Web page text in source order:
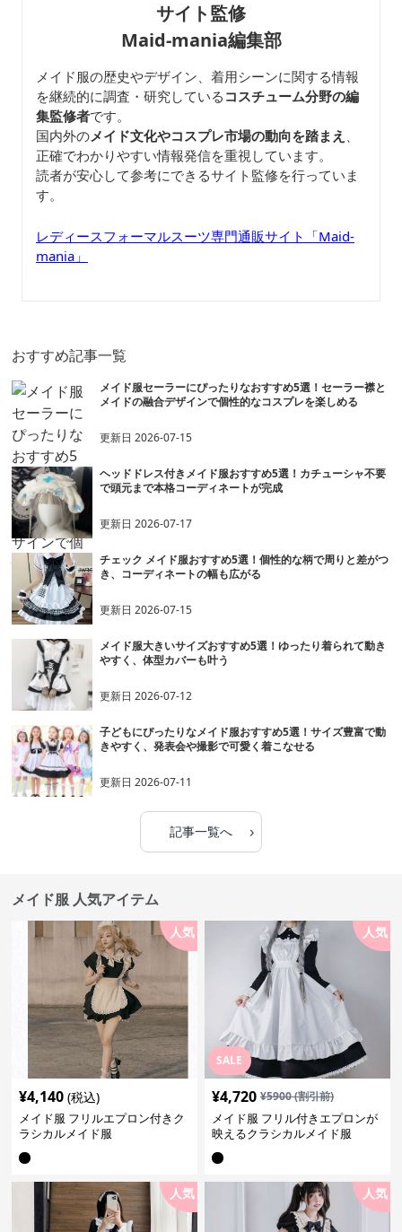
サイト監修
Maid-mania編集部
メイド服の歴史やデザイン、着用シーンに関する情報
を継続的に調査・研究している コスチューム分野の編
集監修者です。
国内外のメイド文化やコスプレ市場の動向を踏まえ 、
正確でわかりやすい情報発信を重視しています。
読者が安心して参考にできるサイト監修を行っていま
す。
レディースフォーマルスーツ専門通販サイト「Maid-
mania」
おすすめ記事一覧
メイド服セーラーにぴったりなおすすめ5選！セーラー襟と
メイドの融合デザインで個性的なコスプレを楽しめる
更新日2026-07-15
ヘッドドレス付きメイド服おすすめ5選！カチューシャ不要
で頭元まで本格コーディネートが完成
更新日2026-07-17
チェック メイド服おすすめ5選！個性的な柄で周りと差がつ
き、コーディネートの幅も広がる
更新日2026-07-15
メイド服大きいサイズおすすめ5選！ゆったり着られて動き
やすく、体型カバーも叶う
更新日2026-07-12
子どもにぴったりなメイド服おすすめ5選！サイズ豊富で動
きやすく、発表会や撮影で可愛く着こなせる
更新日2026-07-11
記事一覧へ ›
メイド服 人気アイテム
人気
¥4,140 (税込)
メイド服 フリルエプロン付きク
ラシカルメイド服
SALE
人気
¥4,720 ¥5900(割引前)
メイド服 フリル付きエプロンが
映えるクラシカルメイド服
人気 人気